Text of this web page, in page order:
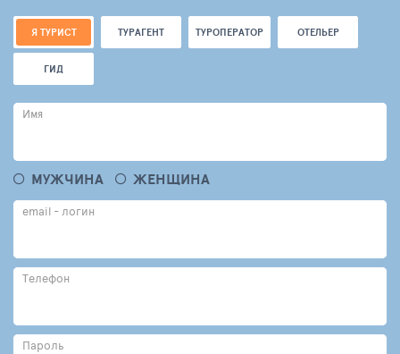
Я ТУРИСТ ТУРАГЕНТ ТУРОПЕРАТОР ОТЕЛЬЕР
ГИД
Имя
МУЖЧИНА ЖЕНЩИНА
email - логин
Телефон
Пароль